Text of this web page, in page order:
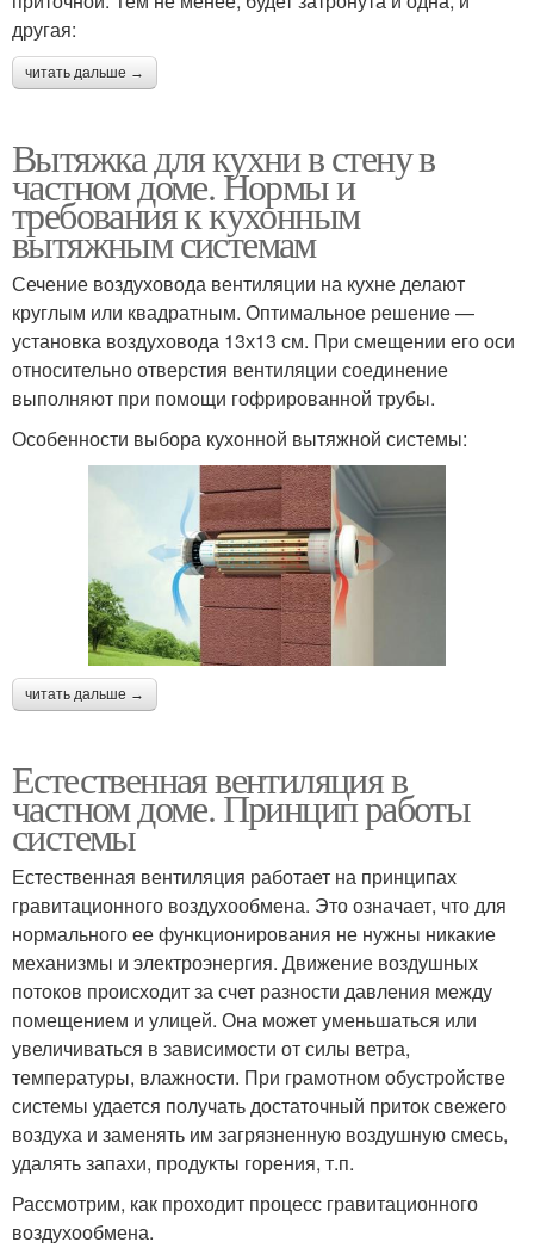
другая:
читать дальше →
Вытяжка для кухни в стену в
частном доме. Нормы и
требования к кухонным
вытяжным системам
Сечение воздуховода вентиляции на кухне делают
круглым или квадратным. Оптимальное решение —
установка воздуховода 13х13 см. При смещении его оси
относительно отверстия вентиляции соединение
выполняют при помощи гофрированной трубы.
Особенности выбора кухонной вытяжной системы:
читать дальше →
Естественная вентиляция в
частном доме. Принцип работы
системы
Естественная вентиляция работает на принципах
гравитационного воздухообмена. Это означает, что для
нормального ее функционирования не нужны никакие
механизмы и электроэнергия. Движение воздушных
потоков происходит за счет разности давления между
помещением и улицей. Она может уменьшаться или
увеличиваться в зависимости от силы ветра,
температуры, влажности. При грамотном обустройстве
системы удается получать достаточный приток свежего
воздуха и заменять им загрязненную воздушную смесь,
удалять запахи, продукты горения, т.п.
Рассмотрим, как проходит процесс гравитационного
воздухообмена.